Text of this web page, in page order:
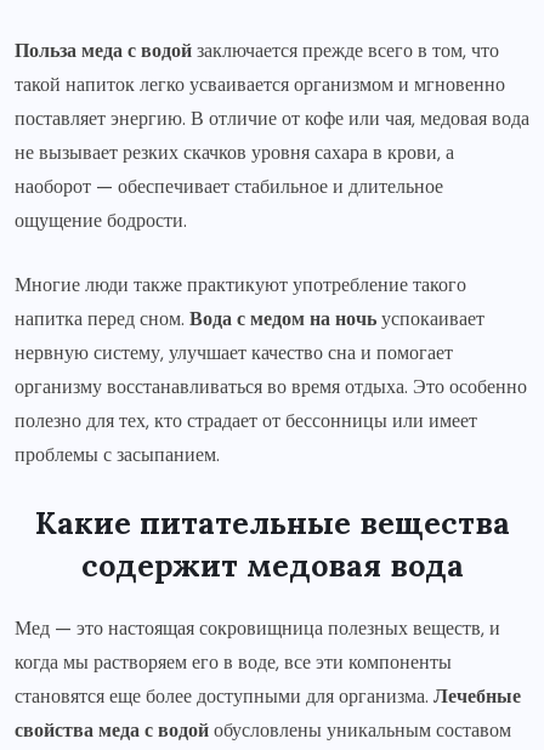
Польза меда с водойзаключается прежде всего в том, что
такой напиток легко усваивается организмом и мгновенно
поставляет энергию. В отличие от кофе или чая, медовая вода
не вызывает резких скачков уровня сахара в крови, а
наоборот — обеспечивает стабильное и длительное
ощущение бодрости.
Многие люди также практикуют употребление такого
напитка перед сном. Вода с медом на ночьуспокаивает
нервную систему, улучшает качество сна и помогает
организму восстанавливаться во время отдыха. Это особенно
полезно для тех, кто страдает от бессонницы или имеет
проблемы с засыпанием.
Какие питательные вещества
содержит медовая вода
Мед — это настоящая сокровищница полезных веществ, и
когда мы растворяем его в воде, все эти компоненты
становятся еще более доступными для организма. Лечебные
свойства меда с водойобусловлены уникальным составом